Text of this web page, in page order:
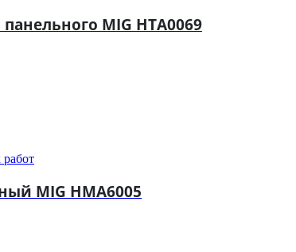
MIG HTA0069
MIG HMA6005